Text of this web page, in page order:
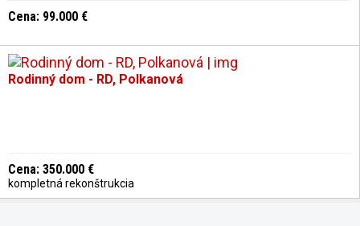
Cena: 99.000 €
Rodinný dom - RD, Polkanová
Cena: 350.000 €
kompletná rekonštrukcia